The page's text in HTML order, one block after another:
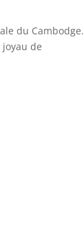
du Cambodge.
de